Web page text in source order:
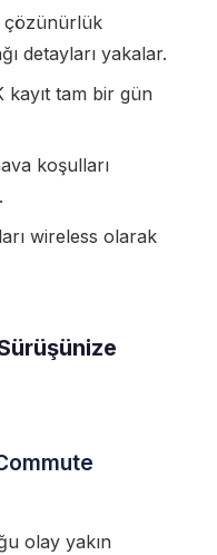
detayları yakalar.
tam bir gün
koşulları
wireless olarak
olay yakın